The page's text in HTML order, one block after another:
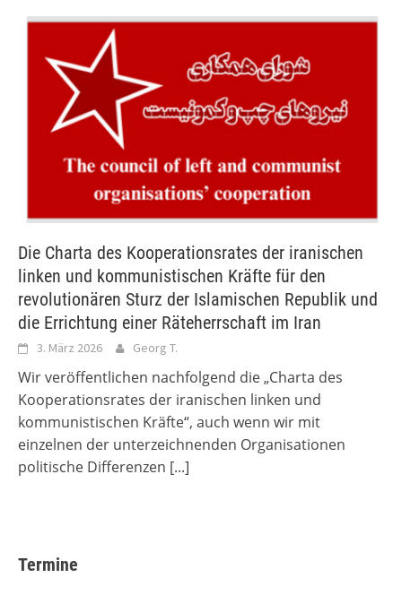
Die Charta des Kooperationsrates der iranischen
linken und kommunistischen Kräfte für den
revolutionären Sturz der Islamischen Republik und
die Errichtung einer Räteherrschaft im Iran
3. März 2026 Georg T.
Wir veröffentlichen nachfolgend die „Charta des
Kooperationsrates der iranischen linken und
kommunistischen Kräfte“, auch wenn wir mit
einzelnen der unterzeichnenden Organisationen
politische Differenzen [...]
Termine